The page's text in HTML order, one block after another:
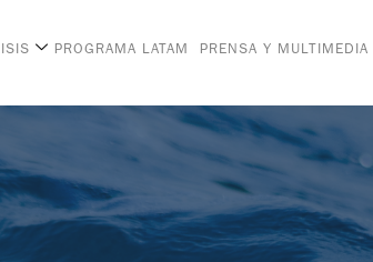
PROGRAMA LATAM PRENSA Y MULTIMEDIA